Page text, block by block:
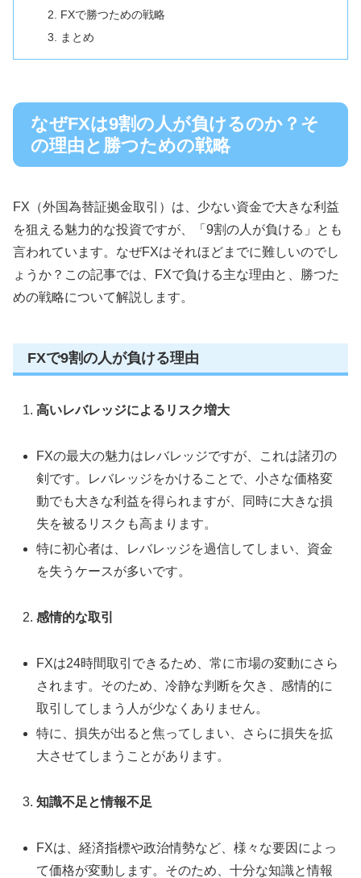
FXで勝つための戦略
まとめ
なぜFXは9割の人が負けるのか？そ
の理由と勝つための戦略
FX（外国為替証拠金取引）は、少ない資金で大きな利益
を狙える魅力的な投資ですが、「9割の人が負ける」とも
言われています。なぜFXはそれほどまでに難しいのでし
ょうか？この記事では、FXで負ける主な理由と、勝つた
めの戦略について解説します。
FXで9割の人が負ける理由
高いレバレッジによるリスク増大
FXの最大の魅力はレバレッジですが、これは諸刃の
剣です。レバレッジをかけることで、小さな価格変
動でも大きな利益を得られますが、同時に大きな損
失を被るリスクも高まります。
特に初心者は、レバレッジを過信してしまい、資金
を失うケースが多いです。
感情的な取引
FXは24時間取引できるため、常に市場の変動にさら
されます。そのため、冷静な判断を欠き、感情的に
取引してしまう人が少なくありません。
特に、損失が出ると焦ってしまい、さらに損失を拡
大させてしまうことがあります。
知識不足と情報不足
FXは、経済指標や政治情勢など、様々な要因によっ
て価格が変動します。そのため、十分な知識と情報